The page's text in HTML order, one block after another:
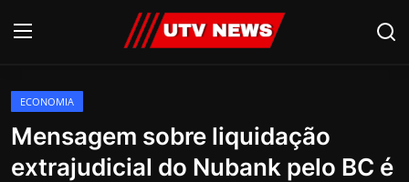
AO VIVO
PIRACICABA
ECONOMIA
Mensagem sobre liquidação
extrajudicial do Nubank pelo BC é